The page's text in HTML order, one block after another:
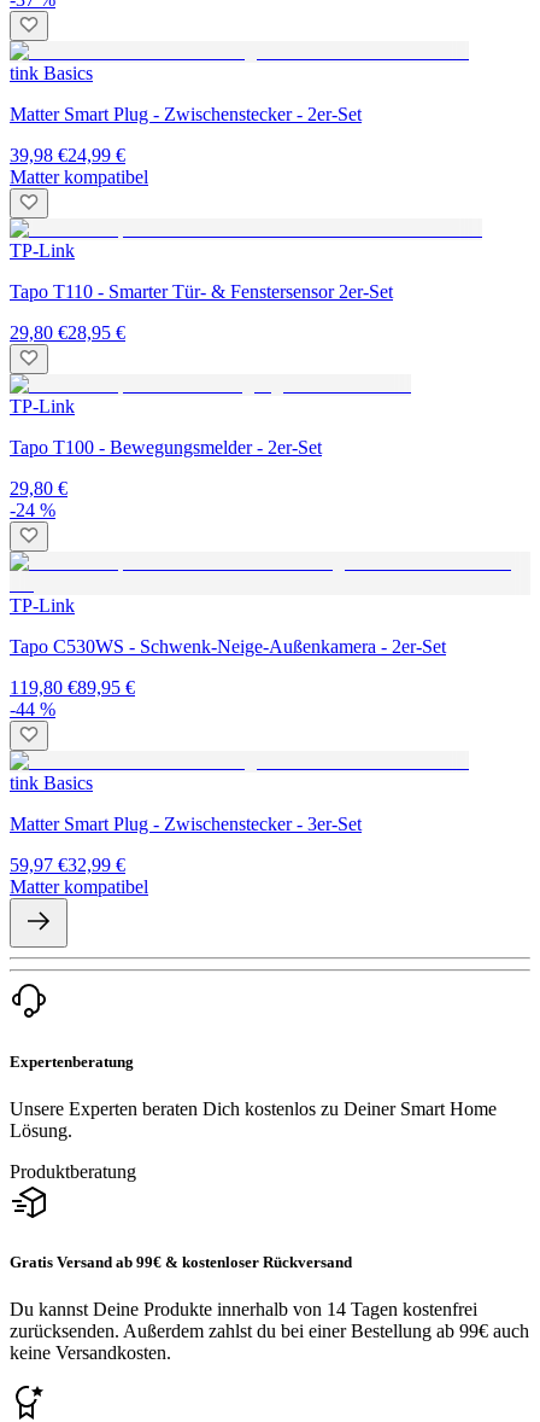
tink Basics
Matter Smart Plug - Zwischenstecker - 2er-Set
39,98 €24,99 €
Matter kompatibel
TP-Link
Tapo T110 - Smarter Tür- & Fenstersensor 2er-Set
29,80 €28,95 €
TP-Link
Tapo T100 - Bewegungsmelder - 2er-Set
29,80 €
-24 %
TP-Link
Tapo C530WS - Schwenk-Neige-Außenkamera - 2er-Set
119,80 €89,95 €
-44 %
tink Basics
Matter Smart Plug - Zwischenstecker - 3er-Set
59,97 €32,99 €
Matter kompatibel
Expertenberatung
Unsere Experten beraten Dich kostenlos zu Deiner Smart Home
Lösung.
Produktberatung
Gratis Versand ab 99€ & kostenloser Rückversand
Du kannst Deine Produkte innerhalb von 14 Tagen kostenfrei
zurücksenden. Außerdem zahlst du bei einer Bestellung ab 99€ auch
keine Versandkosten.